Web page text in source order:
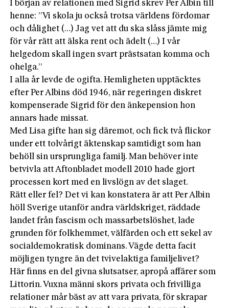
I början av relationen med Sigrid skrev Per Albin till
henne: ”Vi skola ju också trotsa världens fördomar
och dålighet (…) Jag vet att du ska slåss jämte mig
för vår rätt att älska rent och ädelt (…) I vår
helgedom skall ingen svart prästsatan komma och
ohelga.”
I alla år levde de ogifta. Hemligheten upptäcktes
efter Per Albins död 1946, när regeringen diskret
kompenserade Sigrid för den änkepension hon
annars hade missat.
Med Lisa gifte han sig däremot, och fick två flickor
under ett tolvårigt äktenskap samtidigt som han
behöll sin ursprungliga familj. Man behöver inte
betvivla att Aftonbladet modell 2010 hade gjort
processen kort med en livslögn av det slaget.
Rätt eller fel? Det vi kan konstatera är att Per Albin
höll Sverige utanför andra världskriget, räddade
landet från fascism och massarbetslöshet, lade
grunden för folkhemmet, välfärden och ett sekel av
socialdemokratisk dominans. Vägde detta facit
möjligen tyngre än det tvivelaktiga familjelivet?
Här finns en del givna slutsatser, apropå affärer som
Littorin. Vuxna männi skors privata och frivilliga
relationer mår bäst av att vara privata, för skrapar